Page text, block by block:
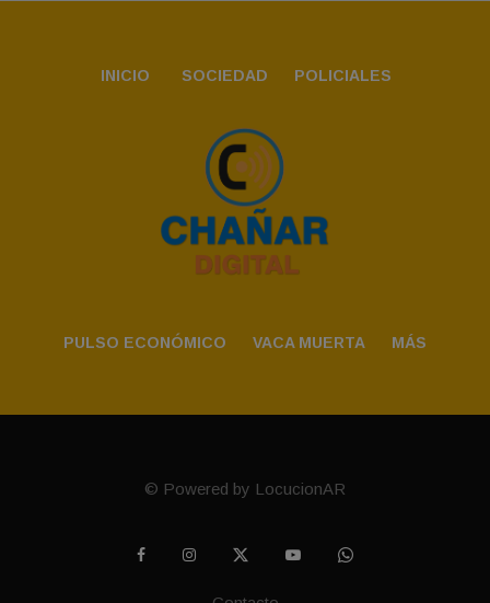
INICIO SOCIEDAD POLICIALES
PULSO ECONÓMICO VACA MUERTA MÁS
© Powered by LocucionAR